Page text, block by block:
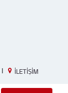
| İLETİŞİM